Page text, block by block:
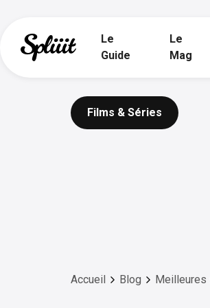
Le
Guide
Le
Mag
Films & Séries
Accueil Blog Meilleures